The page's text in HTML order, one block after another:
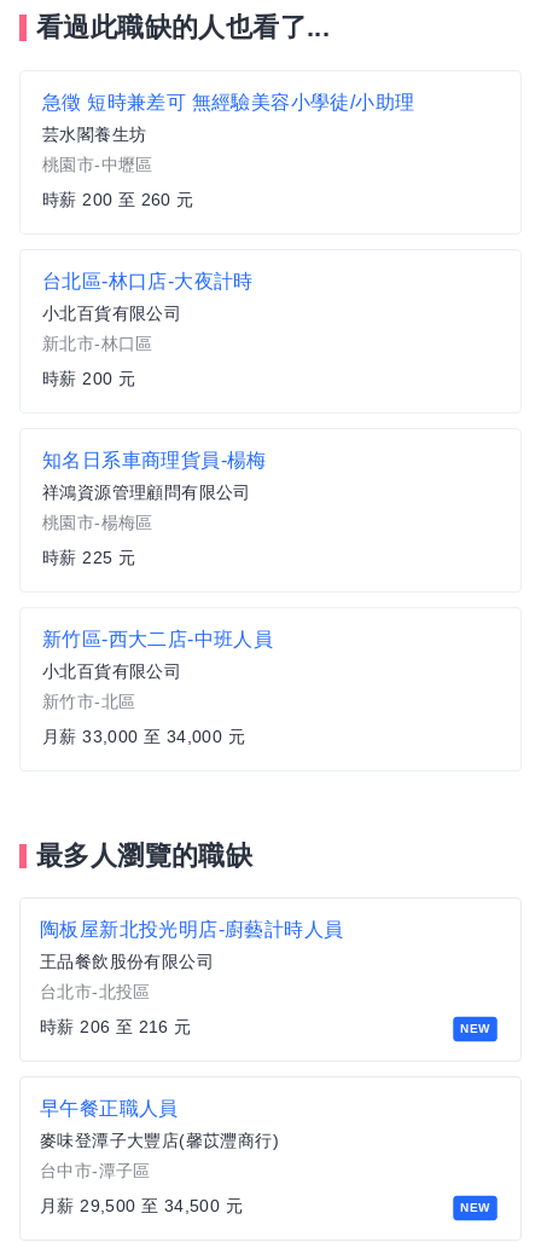
看過此職缺的人也看了...
急徵 短時兼差可 無經驗美容小學徒/小助理
芸水閣養生坊
桃園市-中壢區
時薪 200 至 260 元
台北區-林口店-大夜計時
小北百貨有限公司
新北市-林口區
時薪 200 元
知名日系車商理貨員-楊梅
祥鴻資源管理顧問有限公司
桃園市-楊梅區
時薪 225 元
新竹區-西大二店-中班人員
小北百貨有限公司
新竹市-北區
月薪 33,000 至 34,000 元
最多人瀏覽的職缺
NEW
陶板屋新北投光明店-廚藝計時人員
王品餐飲股份有限公司
台北市-北投區
時薪 206 至 216 元
NEW
早午餐正職人員
麥味登潭子大豐店(馨苡灃商行)
台中市-潭子區
月薪 29,500 至 34,500 元